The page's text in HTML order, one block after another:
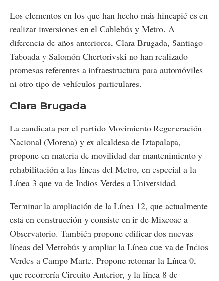
Los elementos en los que han hecho más hincapié es en
realizar inversiones en el Cablebús y Metro. A
diferencia de años anteriores, Clara Brugada, Santiago
Taboada y Salomón Chertorivski no han realizado
promesas referentes a infraestructura para automóviles
ni otro tipo de vehículos particulares.
Clara Brugada
La candidata por el partido Movimiento Regeneración
Nacional (Morena) y ex alcaldesa de Iztapalapa,
propone en materia de movilidad dar mantenimiento y
rehabilitación a las líneas del Metro, en especial a la
Línea 3 que va de Indios Verdes a Universidad.
Terminar la ampliación de la Línea 12, que actualmente
está en construcción y consiste en ir de Mixcoac a
Observatorio. También propone edificar dos nuevas
líneas del Metrobús y ampliar la Línea que va de Indios
Verdes a Campo Marte. Propone retomar la Línea 0,
que recorrería Circuito Anterior, y la línea 8 de